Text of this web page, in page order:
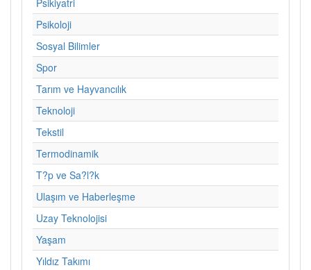
Psikoloji
Sosyal Bilimler
Spor
Tarım ve Hayvancılık
Teknoloji
Tekstil
Termodinamik
T?p ve Sa?l?k
Ulaşım ve Haberleşme
Uzay Teknolojisi
Yaşam
Yıldız Takımı